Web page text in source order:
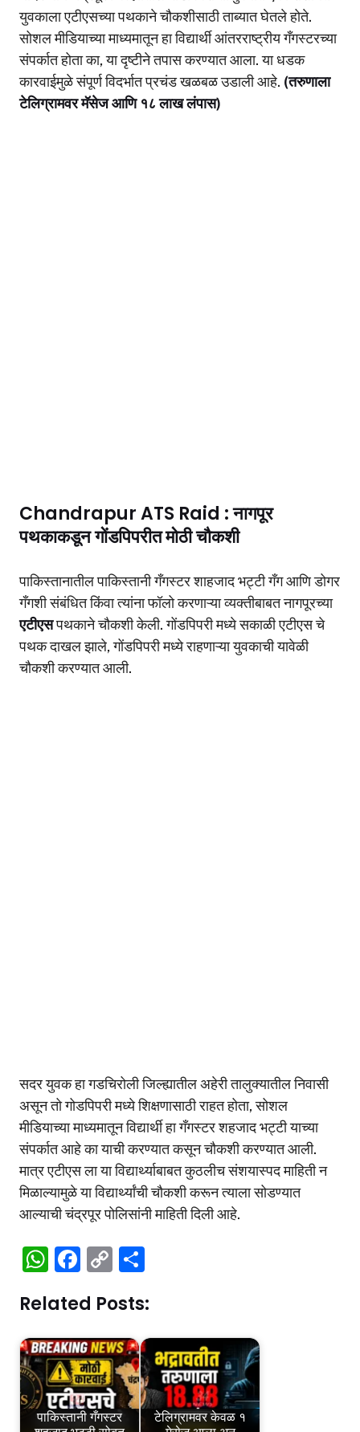
A
p
p
b
o
o
k
Li
n
k
युवकाला एटीएसच्या पथकाने चौकशीसाठी ताब्यात घेतले होते.
सोशल मीडियाच्या माध्यमातून हा विद्यार्थी आंतरराष्ट्रीय गँगस्टरच्या
संपर्कात होता का, या दृष्टीने तपास करण्यात आला. या धडक
कारवाईमुळे संपूर्ण विदर्भात प्रचंड खळबळ उडाली आहे. (तरुणाला
टेलिग्रामवर मॅसेज आणि १८ लाख लंपास)
Chandrapur ATS Raid : नागपूर
पथकाकडून गोंडपिपरीत मोठी चौकशी
पाकिस्तानातील पाकिस्तानी गँगस्टर शाहजाद भट्टी गँग आणि डोगर
गँगशी संबंधित किंवा त्यांना फॉलो करणाऱ्या व्यक्तीबाबत नागपूरच्या
एटीएसपथकाने चौकशी केली. गोंडपिपरी मध्ये सकाळी एटीएस चे
पथक दाखल झाले, गोंडपिपरी मध्ये राहणाऱ्या युवकाची यावेळी
चौकशी करण्यात आली.
सदर युवक हा गडचिरोली जिल्ह्यातील अहेरी तालुक्यातील निवासी
असून तो गोडपिपरी मध्ये शिक्षणासाठी राहत होता, सोशल
मीडियाच्या माध्यमातून विद्यार्थी हा गँगस्टर शहजाद भट्टी याच्या
संपर्कात आहे का याची करण्यात कसून चौकशी करण्यात आली.
मात्र एटीएस ला या विद्यार्थ्याबाबत कुठलीच संशयास्पद माहिती न
मिळाल्यामुळे या विद्यार्थ्यांची चौकशी करून त्याला सोडण्यात
आल्याची चंद्रपूर पोलिसांनी माहिती दिली आहे.
W
at
s
A
p
p
F
c
e
b
o
o
C
p
y
Li
n
k
ar
e
Related Posts:
पाकिस्तानी गँगस्टर
टेलिग्रामवर केवळ १